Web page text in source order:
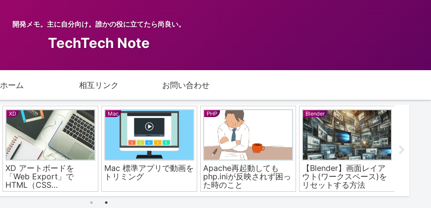
開発メモ。主に自分向け。誰かの役に立てたら尚良い。
TechTech Note
ホーム 相互リンク お問い合わせ
Mac
Mac 標準アプリで動画を
トリミング
PHP
Apache再起動しても
php.iniが反映されず困っ
Blender
【Blender】画面レイア
ウト(ワークスペース)を
リセットする方法
Microsoft Office
PC買い替え時の
Microsoft Office移行方
法｜手順と注意点